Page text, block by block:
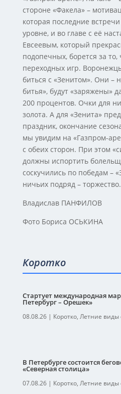
стороне «Факела» –
которая последние
уровне, и во главе с её
Евсеевым, который
подопечных, борется за
переходных игр.
биться с «Зенитом». Они –
битья», будут «заряжены»
200 процентов. Очки для
золота. А для «Зенита»
праздник, окончание
мы увидим на «Газпром-
с обеих сторон. При этом
должны испортить
соскучились по победам –
ничьих подряд – торжество.
Владислав ПАНФИЛОВ
Фото Бориса ОСЬКИНА
Коротко
Стартует международная
Петербург – Орешек»
08.08.26| Коротко, Летние виды
В Петербурге состоится
«Северная столица»
07.08.26| Коротко, Летние виды